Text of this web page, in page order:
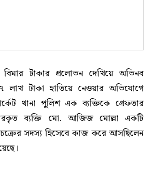
বিমার টাকার প্রলোভন দেখিয়ে অভিনব
লাখ টাকা হাতিয়ে নেওয়ার অভিযোগে
থানা পুলিশ এক ব্যক্তিকে গ্রেফতার
ব্যক্তি মো. আজিজ মোল্লা একটি
চক্রের সদস্য হিসেবে কাজ করে আসছিলেন